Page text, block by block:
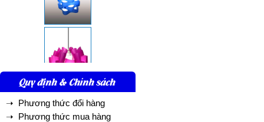
Quy định & Chính sách
➝ Phương thức đổi hàng
➝ Phương thức mua hàng